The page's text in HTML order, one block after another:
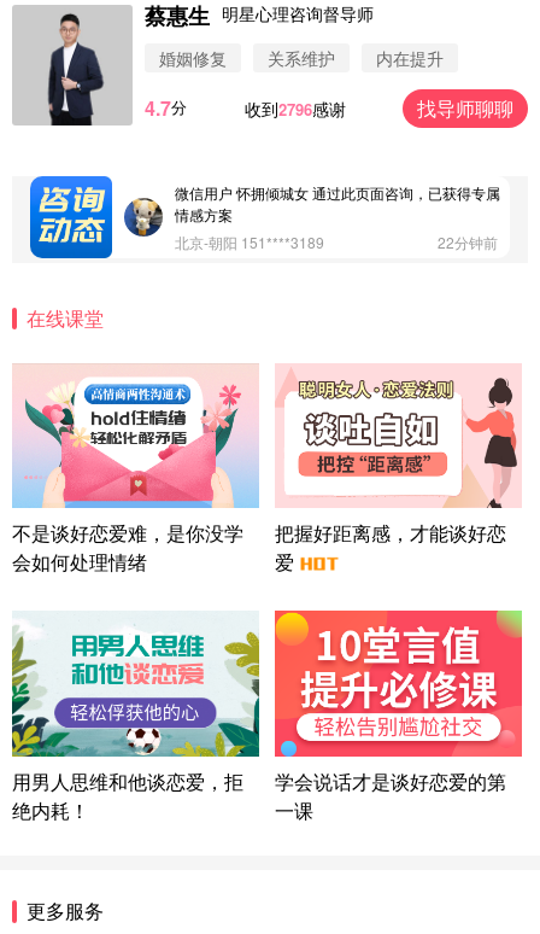
蔡惠生 明星心理咨询督导师
婚姻修复
关系维护 内在提升
4.7分 收到2796感谢 找导师聊聊
微信用户 大太阳 通过此页面咨询，已获得专属情感
方案
微信用户 安康 通过此页面咨询，已获得专属情感方
微信用户 怀拥倾城女 通过此页面咨询，已获得专属
情感方案
北京-朝阳 151****3189
22分钟前
方案
广东-广州 188****5632
12分钟前
微信用户 司马锘 通过此页面咨询，已获得专属情感
方案
湖北-武汉 135****7410
41分钟前
微信用户 困困魚? 通过此页面咨询，已获得专属情感
方案
陕西-西安 139****6283
浙江-宁波 150****8921
28分钟前
微信用户 逆光下的微笑 通过此页面咨询，已获得专
属情感方案
湖南-长沙 187****3359
18分钟前
微信用户 超 通过此页面咨询，已获得专属情感方案
福建-厦门 159****4462
在线课堂
不是谈好恋爱难，是你没学
会如何处理情绪
把握好距离感，才能谈好恋
爱
用男人思维和他谈恋爱，拒
绝内耗！
学会说话才是谈好恋爱的第
一课
更多服务